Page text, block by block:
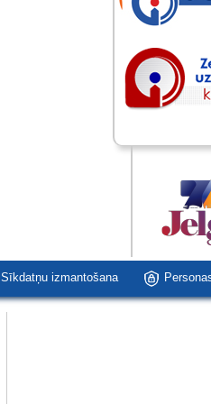
Sīkdatņu izmantošana